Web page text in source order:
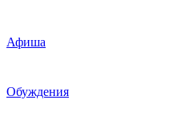
Афиша
Обуждения